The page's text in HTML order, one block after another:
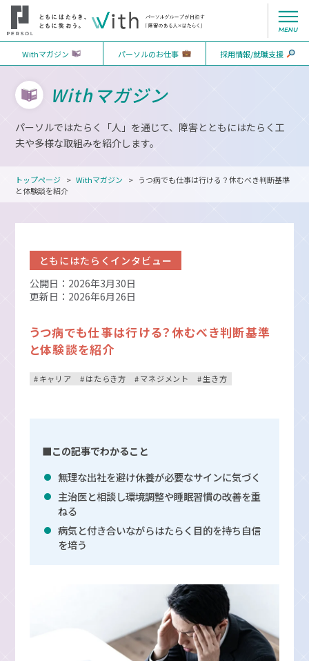
Withマガジン パーソルのお仕事 採用情報/就職支援
Withマガジン
パーソルではたらく「人」を通じて、障害とともにはたらく工
夫や多様な取組みを紹介します。
トップページ Withマガジン
うつ病でも仕事は行ける？休むべき判断基準
と体験談を紹介
ともにはたらくインタビュー
公開日：2026年3月30日
更新日：2026年6月26日
うつ病でも仕事は行ける？休むべき判断基準
と体験談を紹介
キャリア はたらき方 マネジメント 生き方
■この記事でわかること
無理な出社を避け休養が必要なサインに気づく
主治医と相談し環境調整や睡眠習慣の改善を重
ねる
病気と付き合いながらはたらく目的を持ち自信
を培う